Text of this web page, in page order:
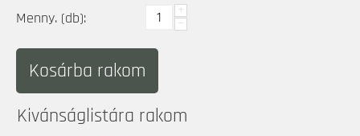
Menny. (db):
+
−
Kosárba rakom
Kivánságlistára rakom